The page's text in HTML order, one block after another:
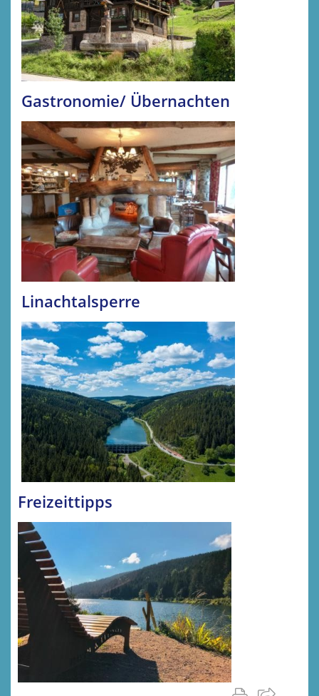
Gastronomie/ Übernachten
Linachtalsperre
Freizeittipps